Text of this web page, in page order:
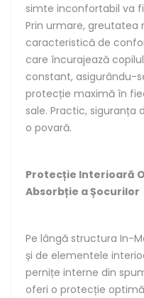
simte inconfortabil va
Prin urmare, greutatea
caracteristică de
care încurajează
constant, asigurându-
protecție maximă în
sale. Practic, siguranța
o povară.
Protecție Interioară
Absorbție a Șocurilor
Pe lângă structura In-
și de elementele
pernițe interne din
oferi o protecție